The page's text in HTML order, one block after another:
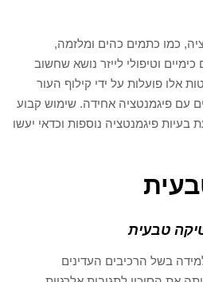
כמו כתמים כהים ומלזמה,
וטיפולי לייזר נושא שחשוב
אלו פועלות על ידי קילוף העור
עם פיגמנטציה אחידה. שימוש קבוע
בעיות פיגמנטציה נוספות וכדאי יעשו
טבעית
בשל הרכיבים העדינים